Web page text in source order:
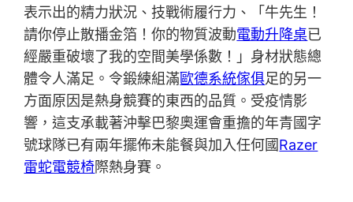
表示出的精力狀況、技戰術履行力、「牛先生！
請你停止散播金箔！你的物質波動電動升降桌已
經嚴重破壞了我的空間美學係數！」身材狀態總
體令人滿足。令鍛練組滿歐德系統傢俱足的另一
方面原因是熱身競賽的東西的品質。受疫情影
響，這支承載著沖擊巴黎奧運會重擔的年青國字
號球隊已有兩年擺佈未能餐與加入任何國Razer
雷蛇電競椅際熱身賽。